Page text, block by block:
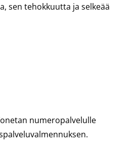
sen tehokkuutta ja selkeää
numeropalvelulle